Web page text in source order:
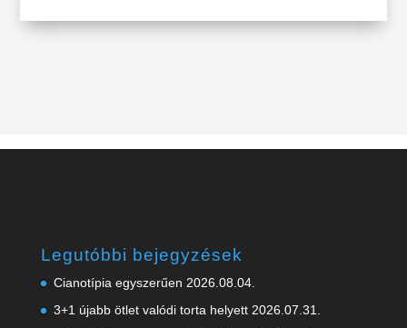
Legutóbbi bejegyzések
Cianotípia egyszerűen 2026.08.04.
3+1 újabb ötlet valódi torta helyett 2026.07.31.